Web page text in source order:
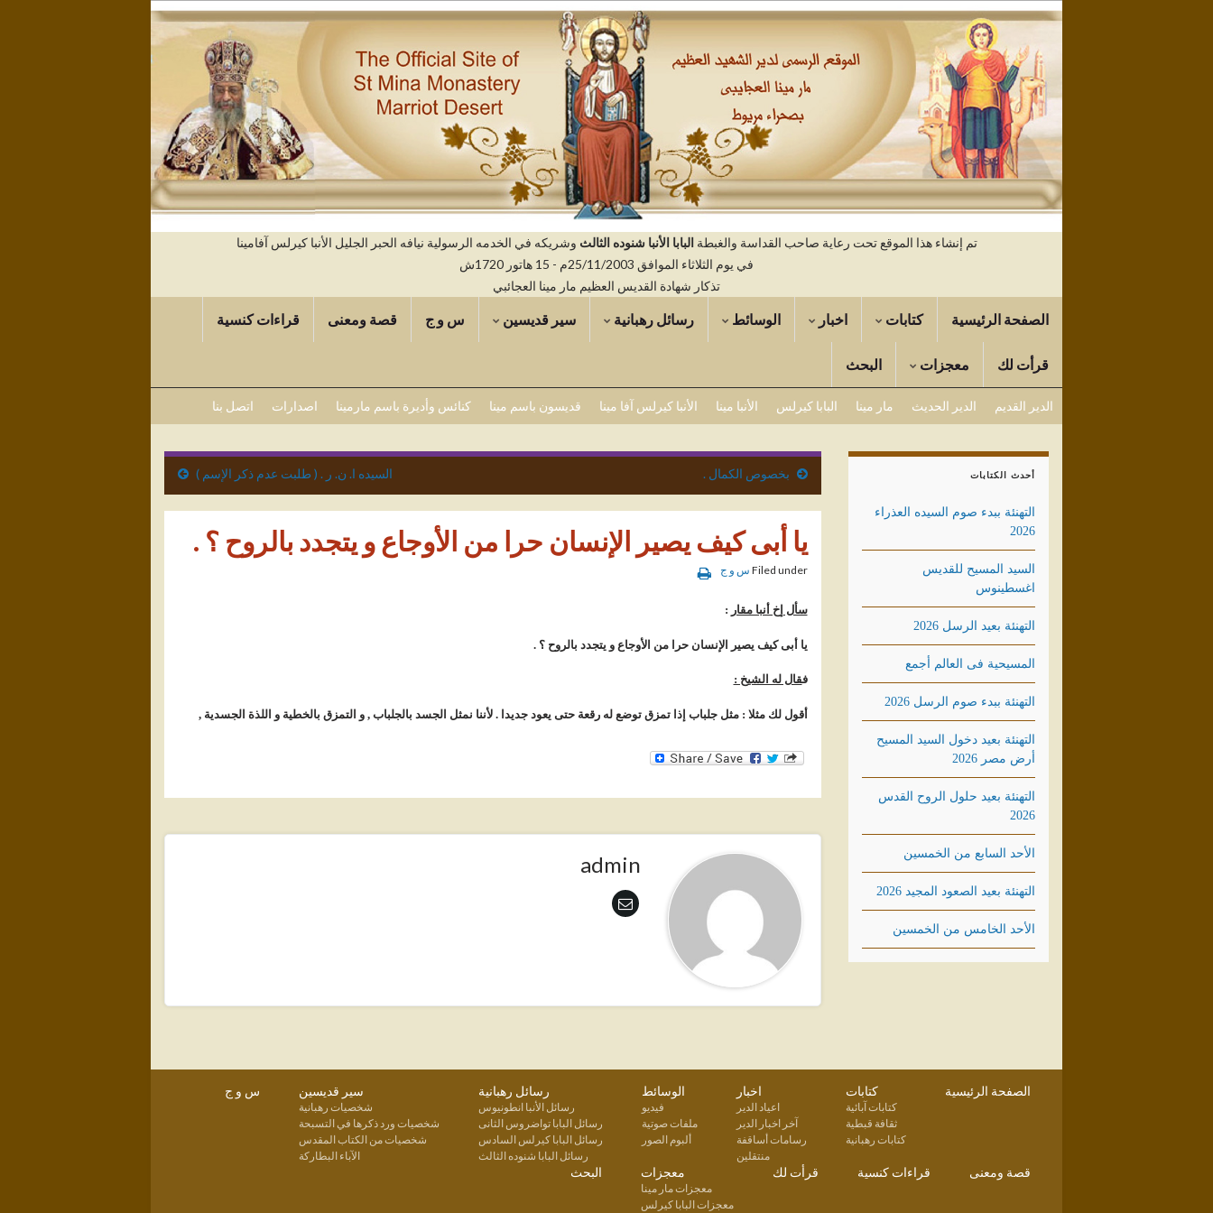
تم إنشاء هذا الموقع تحت رعاية صاحب القداسة والغبطة البابا الأنبا شنوده الثالث وشريكه في الخدمه الرسولية نيافه الحبر الجليل الأنبا كيرلس آفامينا
في يوم الثلاثاء الموافق 25/11/2003م - 15 هاتور 1720ش
تذكار شهادة القديس العظيم مار مينا العجائبي
الصفحة الرئيسية كتابات اخبار الوسائط رسائل رهبانية سير قديسين س و ج قصة ومعنى قراءات كنسية
قرأت لك معجزات البحث
الدير القديم الدير الحديث مار مينا البابا كيرلس الأنبا مينا الأنبا كيرلس آفا مينا قديسون باسم مينا كنائس وأديرة باسم مارمينا اصدارات اتصل بنا
بخصوص الكمال . السيده ا. ن. ر . ( طلبت عدم ذكر الإسم )
يا أبى كيف يصير الإنسان حرا من الأوجاع و يتجدد بالروح ؟ .
Filed under س و ج
سأل إخ أنبا مقار :
يا أبى كيف يصير الإنسان حرا من الأوجاع و يتجدد بالروح ؟ .
فقال له الشيخ :
أقول لك مثلا : مثل جلباب إذا تمزق توضع له رقعة حتى يعود جديدا . لأننا نمثل الجسد بالجلباب , و التمزق بالخطية و اللذة الجسدية ,
admin
أحدث الكتابات
التهنئة ببدء صوم السيده العذراء
2026
السيد المسيح للقديس
اغسطينوس
التهنئة بعيد الرسل 2026
المسيحية فى العالم أجمع
التهنئة ببدء صوم الرسل 2026
التهنئة بعيد دخول السيد المسيح
أرض مصر 2026
التهنئة بعيد حلول الروح القدس
2026
الأحد السابع من الخمسين
التهنئة بعيد الصعود المجيد 2026
الأحد الخامس من الخمسين
الصفحة الرئيسية كتابات
كتابات آبائية
ثقافة قبطية
كتابات رهبانية
اخبار
اعياد الدير
آخر اخبار الدير
رسامات أساقفة
منتقلين
الوسائط
فيديو
ملفات صوتية
ألبوم الصور
رسائل رهبانية
رسائل الأنبا انطونيوس
رسائل البابا تواضروس الثانى
رسائل البابا كيرلس السادس
رسائل البابا شنوده الثالث
سير قديسين
شخصيات رهبانية
شخصيات ورد ذكرها في التسبحة
شخصيات من الكتاب المقدس
الآباء البطاركة
س و ج
قصة ومعنى قراءات كنسية قرأت لك معجزات
معجزات مار مينا
معجزات البابا كيرلس
البحث